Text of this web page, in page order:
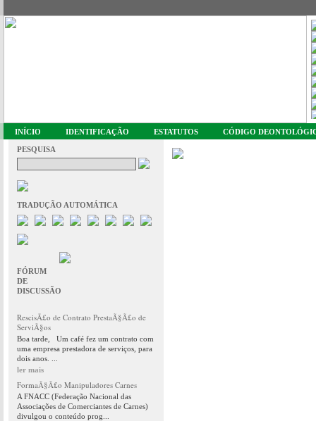
INÍCIO IDENTIFICAÇÃO ESTATUTOS CÓDIGO
PESQUISA
TRADUÇÃO AUTOMÁTICA
FÓRUM
DE
DISCUSSÃO
RescisÃ£o de Contrato PrestaÃ§Ã£o de
ServiÃ§os
Boa tarde, Um café fez um contrato com
uma empresa prestadora de serviços, para
dois anos. ...
ler mais
FormaÃ§Ã£o Manipuladores Carnes
A FNACC (Federação Nacional das
Associações de Comerciantes de Carnes)
divulgou o conteúdo prog...